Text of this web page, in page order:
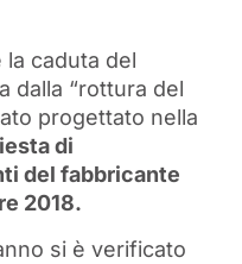
la caduta del
dalla “rottura del
progettato nella
di
del fabbricante
2018.
si è verificato